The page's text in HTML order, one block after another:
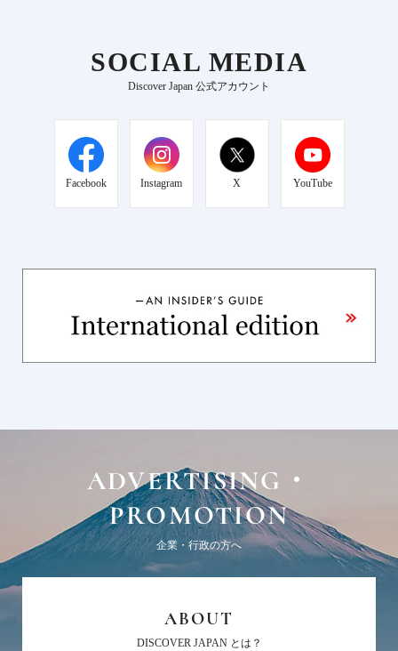
SOCIAL MEDIA
Discover Japan 公式アカウント
Facebook Instagram X YouTube
ADVERTISING・
PROMOTION
企業・行政の方へ
ABOUT
DISCOVER JAPAN とは？